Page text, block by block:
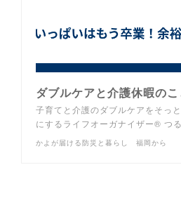
子育てと介護のダブルケアをそっ
にするライフオーガナイザー®︎ つ
かよが届ける防災と暮らし 福岡から